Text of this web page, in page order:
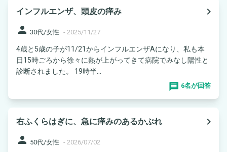
インフルエンザ、頭皮の痒み
navigate_next
person 30代/女性 - 2025/11/27
4歳と5歳の子が11/21からインフルエンザAになり、私も本
日15時ごろから徐々に熱が上がってきて病院でみなし陽性と
診断されました。 19時半...
6名が回答
右ふくらはぎに、急に痒みのあるかぶれ
navigate_next
person 50代/女性 - 2026/07/02